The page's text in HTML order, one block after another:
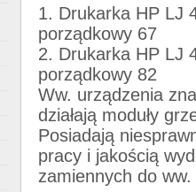
1. Drukarka HP LJ
porządkowy 67
2. Drukarka HP LJ
porządkowy 82
Ww. urządzenia
działają moduły
Posiadają
pracy i jakością
zamiennych do